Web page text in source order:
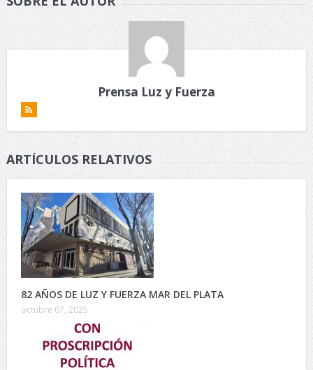
Prensa Luz y Fuerza
ARTÍCULOS RELATIVOS
82 AÑOS DE LUZ Y FUERZA MAR DEL PLATA
octubre 07, 2025